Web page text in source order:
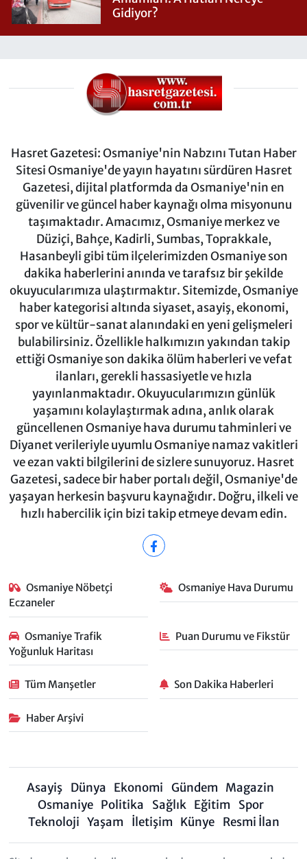
Gidiyor?
Hasret Gazetesi: Osmaniye'nin Nabzını Tutan Haber
Sitesi Osmaniye'de yayın hayatını sürdüren Hasret
Gazetesi, dijital platformda da Osmaniye'nin en
güvenilir ve güncel haber kaynağı olma misyonunu
taşımaktadır. Amacımız, Osmaniye merkez ve
Düziçi, Bahçe, Kadirli, Sumbas, Toprakkale,
Hasanbeyli gibi tüm ilçelerimizden Osmaniye son
dakika haberlerini anında ve tarafsız bir şekilde
okuyucularımıza ulaştırmaktır. Sitemizde, Osmaniye
haber kategorisi altında siyaset, asayiş, ekonomi,
spor ve kültür-sanat alanındaki en yeni gelişmeleri
bulabilirsiniz. Özellikle halkımızın yakından takip
ettiği Osmaniye son dakika ölüm haberleri ve vefat
ilanları, gerekli hassasiyetle ve hızla
yayınlanmaktadır. Okuyucularımızın günlük
yaşamını kolaylaştırmak adına, anlık olarak
güncellenen Osmaniye hava durumu tahminleri ve
Diyanet verileriyle uyumlu Osmaniye namaz vakitleri
ve ezan vakti bilgilerini de sizlere sunuyoruz. Hasret
Gazetesi, sadece bir haber portalı değil, Osmaniye'de
yaşayan herkesin başvuru kaynağıdır. Doğru, ilkeli ve
hızlı habercilik için bizi takip etmeye devam edin.
Osmaniye Nöbetçi
Eczaneler
Osmaniye Hava Durumu
Osmaniye Trafik
Yoğunluk Haritası
Puan Durumu ve Fikstür
Tüm Manşetler Son Dakika Haberleri
Haber Arşivi
Asayiş Dünya Ekonomi Gündem Magazin
Osmaniye Politika Sağlık Eğitim
Spor
Teknoloji Yaşam İletişim Künye Resmi İlan